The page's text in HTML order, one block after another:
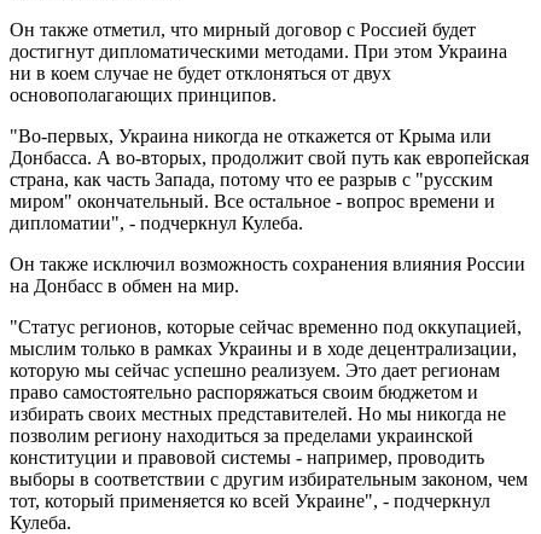
Он также отметил, что мирный договор с Россией будет
достигнут дипломатическими методами. При этом Украина
ни в коем случае не будет отклоняться от двух
основополагающих принципов.
"Во-первых, Украина никогда не откажется от Крыма или
Донбасса. А во-вторых, продолжит свой путь как европейская
страна, как часть Запада, потому что ее разрыв с "русским
миром" окончательный. Все остальное - вопрос времени и
дипломатии", - подчеркнул Кулеба.
Он также исключил возможность сохранения влияния России
на Донбасс в обмен на мир.
"Статус регионов, которые сейчас временно под оккупацией,
мыслим только в рамках Украины и в ходе децентрализации,
которую мы сейчас успешно реализуем. Это дает регионам
право самостоятельно распоряжаться своим бюджетом и
избирать своих местных представителей. Но мы никогда не
позволим региону находиться за пределами украинской
конституции и правовой системы - например, проводить
выборы в соответствии с другим избирательным законом, чем
тот, который применяется ко всей Украине", - подчеркнул
Кулеба.